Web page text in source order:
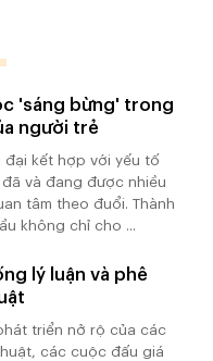
'sáng bừng' trong
người trẻ
đại kết hợp với yếu tố
và đang được nhiều
tâm theo đuổi. Thành
không chỉ cho ...
lý luận và phê
triển nở rộ của các
các cuộc đấu giá